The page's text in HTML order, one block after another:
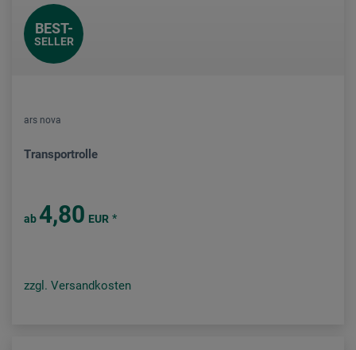
BEST-
SELLER
ars nova
Transportrolle
ab 4,80 EUR *
zzgl. Versandkosten